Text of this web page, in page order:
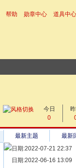
帮助 勋章中心
道具中心
帖子
今日
0
最新主题
最新
日期:2022-07-21 22:37
[ 宗亲新闻 ] 同为宗亲，
日期:2022-06-16 13:09